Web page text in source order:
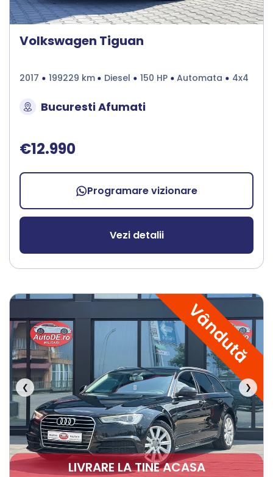
Volkswagen Tiguan
2017 199229 km Diesel 150 HP Automata 4x4
Bucuresti Afumati
€12.990
Programare vizionare
Vezi detalii
Vândută
❮ ❯
LIVRARE LA TINE ACASA